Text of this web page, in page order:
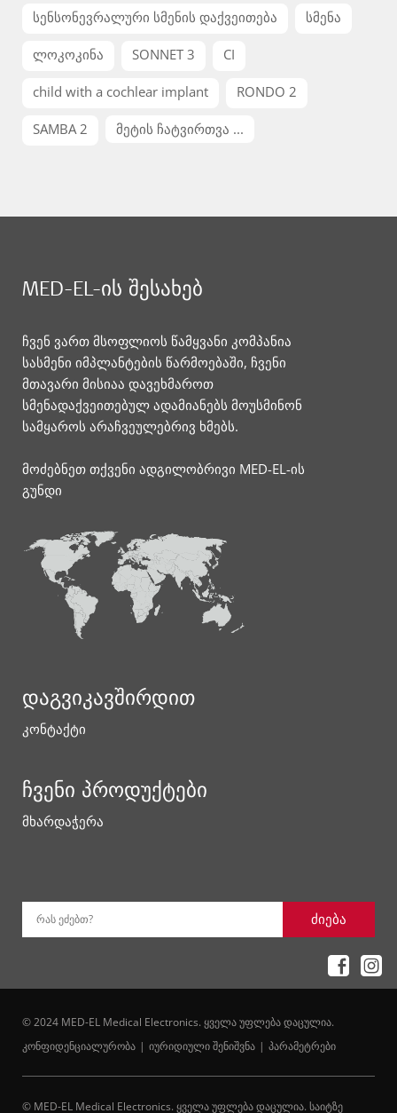
სენსონევრალური სმენის დაქვეითება სმენა
ლოკოკინა SONNET 3 CI
child with a cochlear implant RONDO 2
SAMBA 2 მეტის ჩატვირთვა ...
MED-EL-ის შესახებ
ჩვენ ვართ მსოფლიოს წამყვანი კომპანია
სასმენი იმპლანტების წარმოებაში, ჩვენი
მთავარი მისიაა დავეხმაროთ
სმენადაქვეითებულ ადამიანებს მოუსმინონ
სამყაროს არაჩვეულებრივ ხმებს.
მოძებნეთ თქვენი ადგილობრივი MED-EL-ის
გუნდი
დაგვიკავშირდით
კონტაქტი
ჩვენი პროდუქტები
მხარდაჭერა
რას ეძებთ? ძიება
© 2024 MED-EL Medical Electronics. ყველა უფლება დაცულია.
კონფიდენციალურობა
იურიდიული შენიშვნა პარამეტრები
© MED-EL Medical Electronics. ყველა უფლება დაცულია. საიტზე